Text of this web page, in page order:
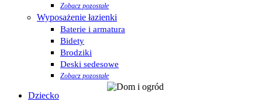
Zobacz pozostałe
Wyposażenie łazienki
Baterie i armatura
Bidety
Brodziki
Deski sedesowe
Zobacz pozostałe
Dziecko